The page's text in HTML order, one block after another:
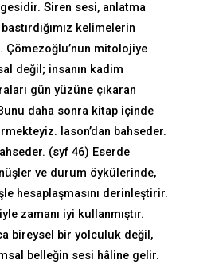
Siren sesi, anlatma
kelimelerin
Çömezoğlu’nun mitolojiye
değil; insanın kadim
gün yüzüne çıkaran
daha sonra kitap içinde
Iason’dan bahseder.
(syf 46) Eserde
ve durum öykülerinde,
hesaplaşmasını derinleştirir.
zamanı iyi kullanmıştır.
bireysel bir yolculuk değil,
belleğin sesi hâline gelir.